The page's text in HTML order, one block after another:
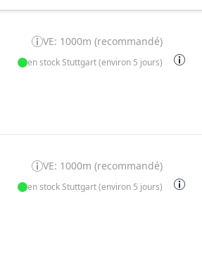
VE: 1000m (recommandé)
en stock Stuttgart (environ 5 jours)
VE: 1000m (recommandé)
en stock Stuttgart (environ 5 jours)